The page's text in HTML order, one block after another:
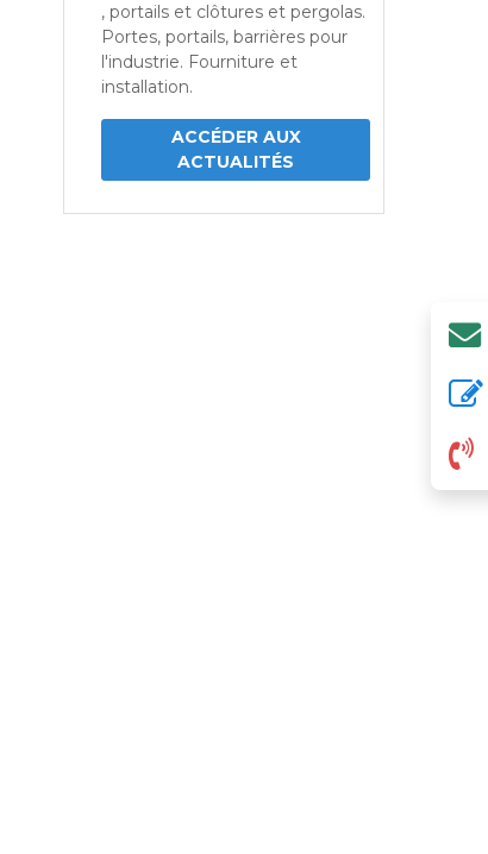
, portails et clôtures et pergolas.
Portes, portails, barrières pour
l'industrie. Fourniture et
installation.
ACCÉDER AUX
ACTUALITÉS